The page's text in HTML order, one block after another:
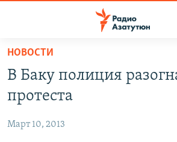
Перейти
основному
содержанию
Перейти
НОВОСТИ
ПОЛИТИКА
ОБЩЕСТВО
НОВОСТИ
В Баку полиция
протеста
Март 10, 2013